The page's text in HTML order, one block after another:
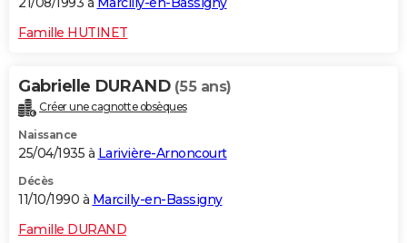
Famille HUTINET
Gabrielle DURAND (55 ans)
Créer une cagnotte obsèques
Naissance
25/04/1935 à Larivière-Arnoncourt
Décès
11/10/1990 à Marcilly-en-Bassigny
Famille DURAND